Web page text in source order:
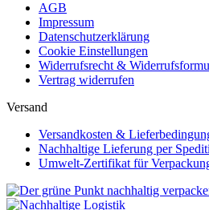
AGB
Impressum
Datenschutzerklärung
Cookie Einstellungen
Widerrufsrecht &
Vertrag widerrufen
Versand
Versandkosten &
Nachhaltige Lieferung per
Umwelt-Zertifikat für